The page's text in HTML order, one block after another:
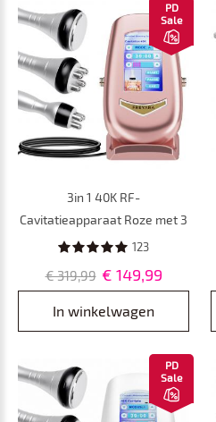
PD
Sale
3in 1 40K RF-
Cavitatieapparaat Roze met 3
Massagekoppen –
Lichaamscontouring en
Buikvet, Taille, Armen, Benen
en Billen, met Netvoeding
123
€ 319,99 € 149,99
In winkelwagen
PD
Sale